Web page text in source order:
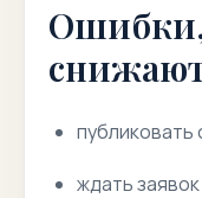
публиковать
ждать